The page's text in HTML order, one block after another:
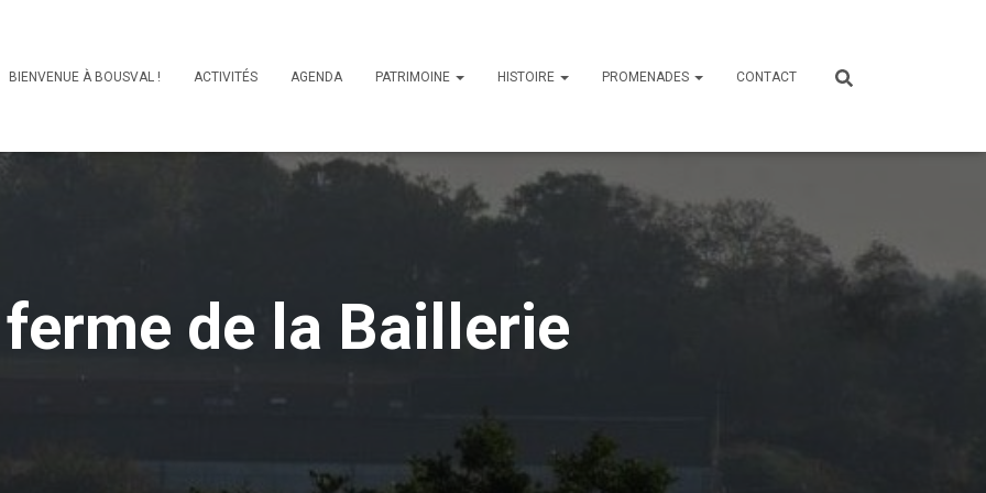
BIENVENUE À BOUSVAL ! ACTIVITÉS AGENDA PATRIMOINE HISTOIRE PROMENADES CONTACT
de la Baillerie